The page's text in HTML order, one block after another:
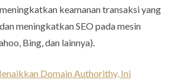
keamanan transaksi yang
meningkatkan SEO pada mesin
Bing, dan lainnya).
Domain Authorithy, Ini